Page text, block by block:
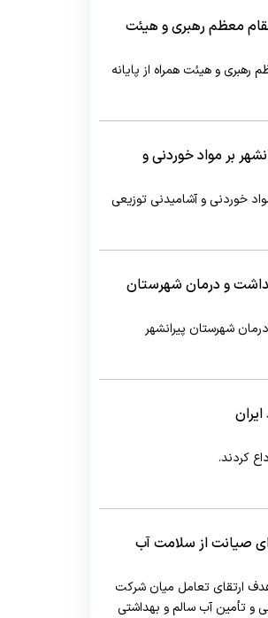
معظم رهبری و هیئت
و هیئت همراه از پایانه
بر مواد خوردنی و
خوردنی و آشامیدنی توزیعی
و درمان شهرستان
شهرستان پیرانشهر
صیانت از سلامت آب
هدف ارتقای تعامل میان شرکت
و تأمین آب سالم و بهداشتی